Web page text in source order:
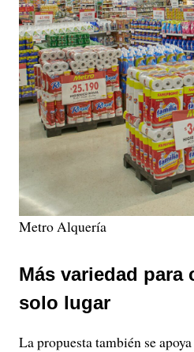
Metro Alquería
Más variedad para
solo lugar
La propuesta también se